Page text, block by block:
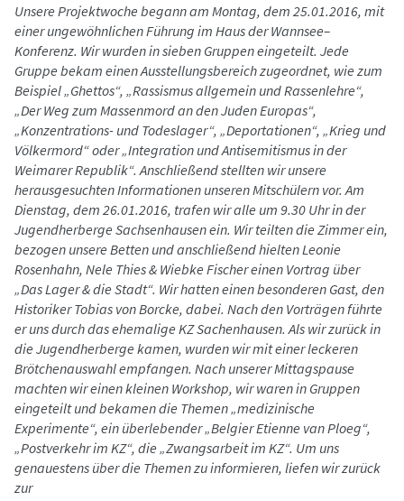
Unsere Projektwoche begann am Montag, dem 25.01.2016, mit
einer ungewöhnlichen Führung im Haus der Wannsee–
Konferenz. Wir wurden in sieben Gruppen eingeteilt. Jede
Gruppe bekam einen Ausstellungsbereich zugeordnet, wie zum
Beispiel „Ghettos“, „Rassismus allgemein und Rassenlehre“,
„Der Weg zum Massenmord an den Juden Europas“,
„Konzentrations- und Todeslager“, „Deportationen“, „Krieg und
Völkermord“ oder „Integration und Antisemitismus in der
Weimarer Republik“. Anschließend stellten wir unsere
herausgesuchten Informationen unseren Mitschülern vor. Am
Dienstag, dem 26.01.2016, trafen wir alle um 9.30 Uhr in der
Jugendherberge Sachsenhausen ein. Wir teilten die Zimmer ein,
bezogen unsere Betten und anschließend hielten Leonie
Rosenhahn, Nele Thies & Wiebke Fischer einen Vortrag über
„Das Lager & die Stadt“. Wir hatten einen besonderen Gast, den
Historiker Tobias von Borcke, dabei. Nach den Vorträgen führte
er uns durch das ehemalige KZ Sachenhausen. Als wir zurück in
die Jugendherberge kamen, wurden wir mit einer leckeren
Brötchenauswahl empfangen. Nach unserer Mittagspause
machten wir einen kleinen Workshop, wir waren in Gruppen
eingeteilt und bekamen die Themen „medizinische
Experimente“, ein überlebender „Belgier Etienne van Ploeg“,
„Postverkehr im KZ“, die „Zwangsarbeit im KZ“. Um uns
genauestens über die Themen zu informieren, liefen wir zurück
zur